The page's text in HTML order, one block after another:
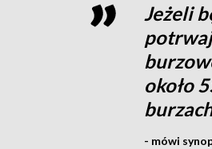
Jeżeli
około
- mówi